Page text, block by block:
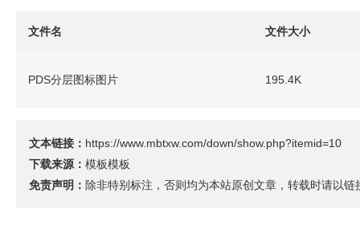
文件名
PDS分层图标图片
文件大小
195.4K
文本链接： https://www.mbtxw.com/down/show.php?itemid=10
下载来源： 模板模板
免责声明： 除非特别标注，否则均为本站原创文章，转载时请以